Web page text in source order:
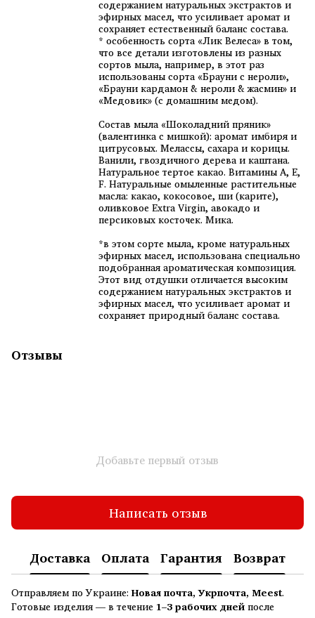
содержанием натуральных экстрактов и
эфирных масел, что усиливает аромат и
сохраняет естественный баланс состава.
* особенность сорта «Лик Велеса» в том,
что все детали изготовлены из разных
сортов мыла, например, в этот раз
использованы сорта «Брауни с нероли»,
«Брауни кардамон & нероли & жасмин» и
«Медовик» (с домашним медом).
Состав мыла «Шоколадний пряник»
(валентинка с мишкой): аромат имбиря и
цитрусовых. Мелассы, сахара и корицы.
Ванили, гвоздичного дерева и каштана.
Натуральное тертое какао. Витамины A, E,
F. Натуральные омыленные растительные
масла: какао, кокосовое, ши (карите),
оливковое Extra Virgin, авокадо и
персиковых косточек. Мика.
*в этом сорте мыла, кроме натуральных
эфирных масел, использована специально
подобранная ароматическая композиция.
Этот вид отдушки отличается высоким
содержанием натуральных экстрактов и
эфирных масел, что усиливает аромат и
сохраняет природный баланс состава.
Отзывы
Добавьте первый отзыв
Написать отзыв
Доставка Оплата Гарантия Возврат
Отправляем по Украине: Новая почта, Укрпочта, Meest.
Готовые изделия — в течение 1–3 рабочих днейпосле